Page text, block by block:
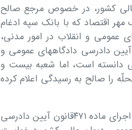
کشور، در خصوص مرجع صالح
اقتصاد که با بانک سپه ادغام
دادرسی دادگاه ھای عمومی و انقلاب در امور مدنی،
به طوری که شعبه ھفدھم با استناد به ماده ١٣ قانون آیین دادرسی دادگاهھای عمومی و
دانسته است، اما شعبه بیست و
بانک منحلّه را صالح به رسیدگی اعلام کرده
بنا به مراتب، در موضوع مشابه، اختلاف استنباط محقق شده است، لذا در اجرای ماده ۴٧١قانون آیین دادرسی